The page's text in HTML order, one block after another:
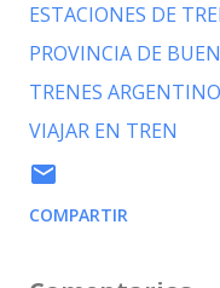
ESTACIONES DE
PROVINCIA DE
TRENES
VIAJAR EN TREN
COMPARTIR